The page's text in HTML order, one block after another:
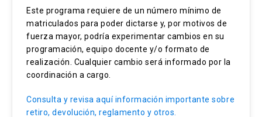
El dilema del agente.
El papel de los expertos, defensores y
representantes.
Igualdad de las partes cuando intervienen
Juego de roles
Resolución de conflictos
Principios de la mediación comercial
Este programa requiere de un número mínimo de
matriculados para poder dictarse y, por motivos de
fuerza mayor, podría experimentar cambios en su
programación, equipo docente y/o formato de
realización. Cualquier cambio será informado por la
coordinación a cargo.
Consulta y revisa aquí información importante sobre
retiro, devolución, reglamento y otros.